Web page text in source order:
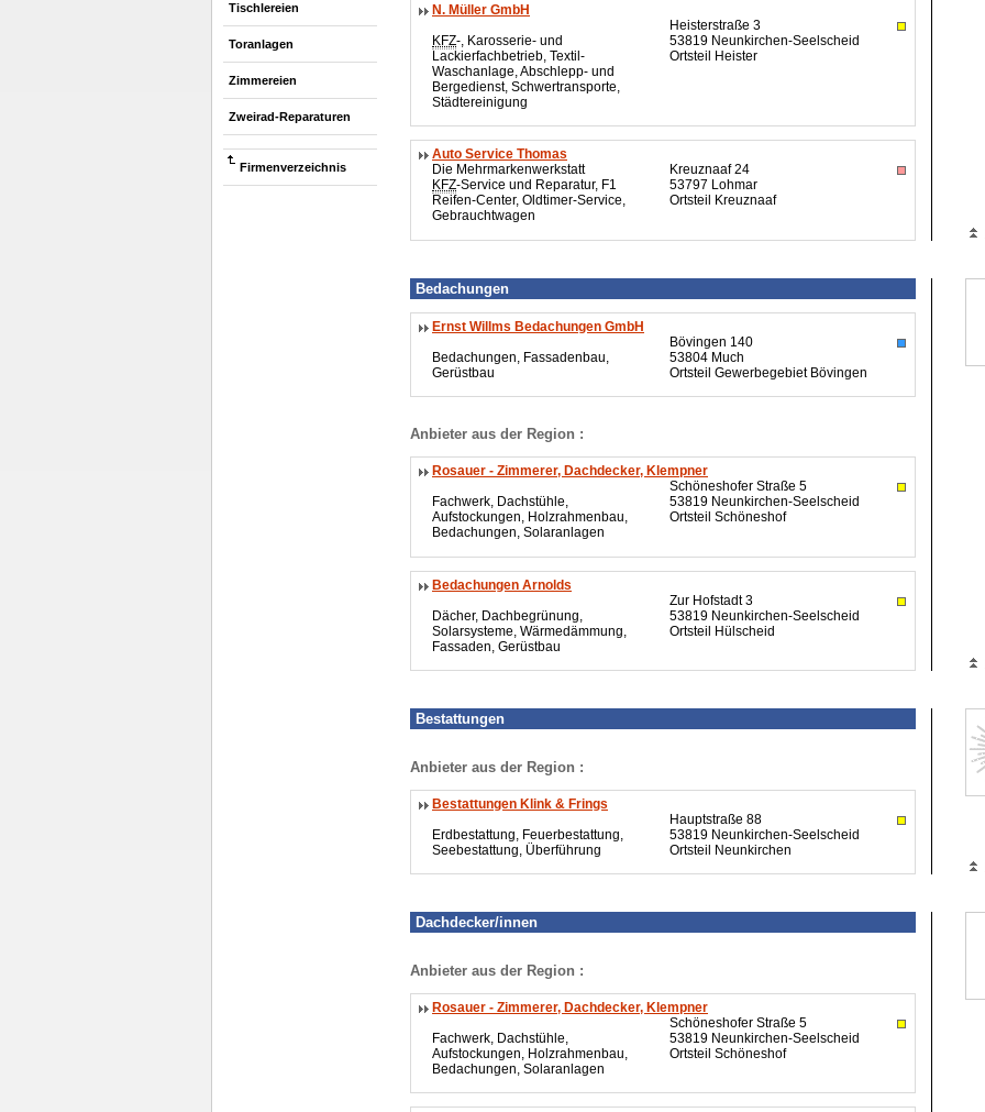
Tischlereien
Toranlagen
Zimmereien
Zweirad-Reparaturen
Firmenverzeichnis
N. Müller GmbH
KFZ-, Karosserie- und
Lackierfachbetrieb, Textil-
Waschanlage, Abschlepp- und
Bergedienst, Schwertransporte,
Städtereinigung
Heisterstraße 3
53819 Neunkirchen-Seelscheid
Ortsteil Heister
Auto Service Thomas
Die Mehrmarkenwerkstatt
KFZ-Service und Reparatur, F1
Reifen-Center, Oldtimer-Service,
Gebrauchtwagen
Kreuznaaf 24
53797 Lohmar
Ortsteil Kreuznaaf
Bedachungen
Ernst Willms Bedachungen GmbH
Bedachungen, Fassadenbau,
Gerüstbau
Bövingen 140
53804 Much
Ortsteil Gewerbegebiet Bövingen
Anbieter aus der Region :
Rosauer - Zimmerer, Dachdecker, Klempner
Fachwerk, Dachstühle,
Aufstockungen, Holzrahmenbau,
Bedachungen, Solaranlagen
Schöneshofer Straße 5
53819 Neunkirchen-Seelscheid
Ortsteil Schöneshof
Bedachungen Arnolds
Dächer, Dachbegrünung,
Solarsysteme, Wärmedämmung,
Fassaden, Gerüstbau
Zur Hofstadt 3
53819 Neunkirchen-Seelscheid
Ortsteil Hülscheid
Bestattungen
Anbieter aus der Region :
Bestattungen Klink & Frings
Erdbestattung, Feuerbestattung,
Seebestattung, Überführung
Hauptstraße 88
53819 Neunkirchen-Seelscheid
Ortsteil Neunkirchen
Dachdecker/innen
Anbieter aus der Region :
Rosauer - Zimmerer, Dachdecker, Klempner
Fachwerk, Dachstühle,
Aufstockungen, Holzrahmenbau,
Bedachungen, Solaranlagen
Schöneshofer Straße 5
53819 Neunkirchen-Seelscheid
Ortsteil Schöneshof